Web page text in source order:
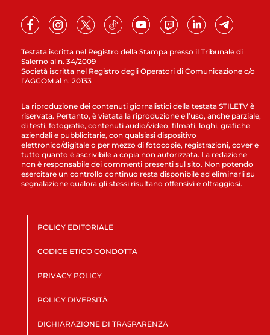
Testata iscritta nel Registro della Stampa presso il Tribunale di
Salerno al n. 34/2009
Società iscritta nel Registro degli Operatori di Comunicazione c/o
l’AGCOM al n. 20133
La riproduzione dei contenuti giornalistici della testata STILETV è
riservata. Pertanto, è vietata la riproduzione e l’uso, anche parziale,
di testi, fotografie, contenuti audio/video, filmati, loghi, grafiche
aziendali e pubblicitarie, con qualsiasi dispositivo
elettronico/digitale o per mezzo di fotocopie, registrazioni, cover e
tutto quanto è ascrivibile a copia non autorizzata. La redazione
non è responsabile dei commenti presenti sul sito. Non potendo
esercitare un controllo continuo resta disponibile ad eliminarli su
segnalazione qualora gli stessi risultano offensivi e oltraggiosi.
POLICY EDITORIALE
CODICE ETICO CONDOTTA
PRIVACY POLICY
POLICY DIVERSITÀ
DICHIARAZIONE DI TRASPARENZA